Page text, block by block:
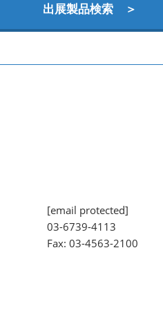
出展製品検索 ＞
[email protected]
03-6739-4113
Fax: 03-4563-2100